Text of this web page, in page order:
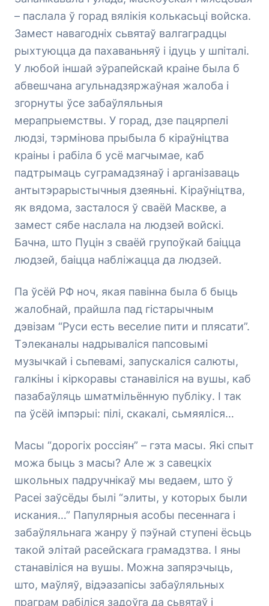
– паслала ў горад вялікія колькасьці войска.
Замест навагодніх сьвятаў валгаградцы
рыхтуюцца да пахаваньняў і ідуць у шпіталі.
У любой іншай эўрапейскай краіне была б
абвешчана агульнадзяржаўная жалоба і
згорнуты ўсе забаўляльныя
мерапрыемствы. У горад, дзе пацярпелі
людзі, тэрмінова прыбыла б кіраўніцтва
краіны і рабіла б усё магчымае, каб
падтрымаць суграмадзянаў і арганізаваць
антытэрарыстычныя дзеяньні. Кіраўніцтва,
як вядома, засталося ў сваёй Маскве, а
замест сябе наслала на людзей войскі.
Бачна, што Пуцін з сваёй групоўкай баіцца
людзей, баіцца набліжацца да людзей.
Па ўсёй РФ ноч, якая павінна была б быць
жалобнай, прайшла пад гістарычным
дэвізам “Руси есть веселие пити и плясати”.
Тэлеканалы надрываліся папсовымі
музычкай і сьпевамі, запускаліся салюты,
галкіны і кіркоравы станавіліся на вушы, каб
пазабаўляць шматмільённую публіку. І так
па ўсёй імпэрыі: пілі, скакалі, сьмяяліся…
Масы “дорогіх россіян” – гэта масы. Які спыт
можа быць з масы? Але ж з савецкіх
школьных падручнікаў мы ведаем, што ў
Расеі заўсёды былі “элиты, у которых были
искания…” Папулярныя асобы песеннага і
забаўляльнага жанру ў пэўнай ступені ёсьць
такой элітай расейскага грамадзтва. І яны
станавіліся на вушы. Можна запярэчыць,
што, маўляў, відэазапісы забаўляльных
праграм рабіліся задоўга да сьвятаў і